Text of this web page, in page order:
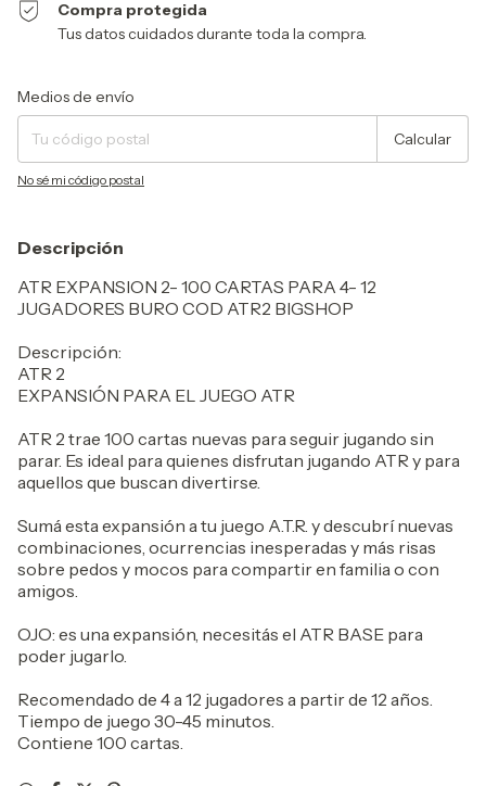
Compra protegida
Tus datos cuidados durante toda la compra.
Entregas para el CP:
Medios de envío
Calcular
No sé mi código postal
Descripción
ATR EXPANSION 2- 100 CARTAS PARA 4- 12
JUGADORES BURO COD ATR2 BIGSHOP
Descripción:
ATR 2
EXPANSIÓN PARA EL JUEGO ATR
ATR 2 trae 100 cartas nuevas para seguir jugando sin
parar. Es ideal para quienes disfrutan jugando ATR y para
aquellos que buscan divertirse.
Sumá esta expansión a tu juego A.T.R. y descubrí nuevas
combinaciones, ocurrencias inesperadas y más risas
sobre pedos y mocos para compartir en familia o con
amigos.
OJO: es una expansión, necesitás el ATR BASE para
poder jugarlo.
Recomendado de 4 a 12 jugadores a partir de 12 años.
Tiempo de juego 30-45 minutos.
Contiene 100 cartas.